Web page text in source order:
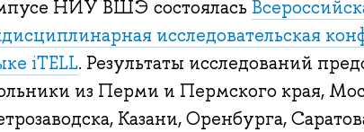
НИУ ВШЭ состоялась
исследовательская
iTELL. Результаты исследований
из Перми и Пермского края,
Казани, Оренбурга,